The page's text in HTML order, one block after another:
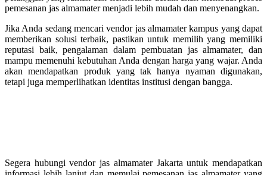
pemesanan jas almamater menjadi lebih mudah dan menyenangkan.
Jika Anda sedang mencari vendor jas almamater kampus yang dapat
memberikan solusi terbaik, pastikan untuk memilih yang memiliki
reputasi baik, pengalaman dalam pembuatan jas almamater, dan
mampu memenuhi kebutuhan Anda dengan harga yang wajar. Anda
akan mendapatkan produk yang tak hanya nyaman digunakan,
tetapi juga memperlihatkan identitas institusi dengan bangga.
Segera hubungi vendor jas almamater Jakarta untuk mendapatkan